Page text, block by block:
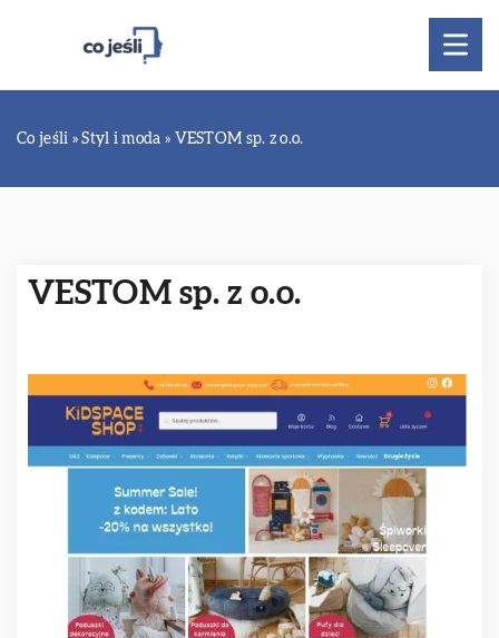
Co jeśli »Styl i moda » VESTOM sp. z o.o.
VESTOM sp. z o.o.